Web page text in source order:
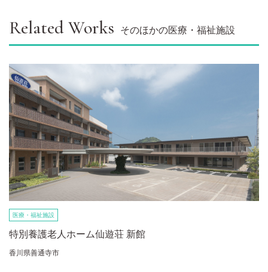
Related Works そのほかの医療・福祉施設
医療・福祉施設
特別養護老人ホーム仙遊荘 新館
香川県善通寺市